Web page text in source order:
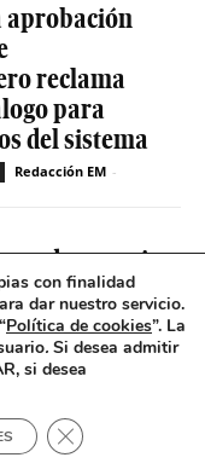
aprobación
reclama
para
del sistema
Redacción EM -
es casi
entre
mental
Redacción EM
con finalidad
dar nuestro servicio.
Política de cookies”. La
. Si desea admitir
si desea
Cerrar el banner